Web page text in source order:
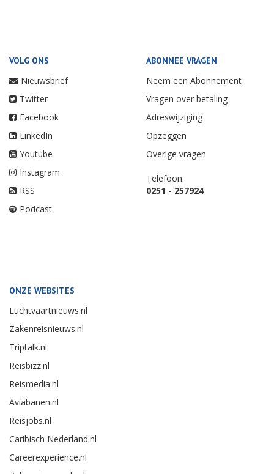
VOLG ONS
Nieuwsbrief
Twitter
Facebook
LinkedIn
Youtube
Instagram
RSS
Podcast
ABONNEE VRAGEN
Neem een Abonnement
Vragen over betaling
Adreswijziging
Opzeggen
Overige vragen
Telefoon:
0251 - 257924
ONZE WEBSITES
Luchtvaartnieuws.nl
Zakenreisnieuws.nl
Triptalk.nl
Reisbizz.nl
Reismedia.nl
Aviabanen.nl
Reisjobs.nl
Caribisch Nederland.nl
Careerexperience.nl